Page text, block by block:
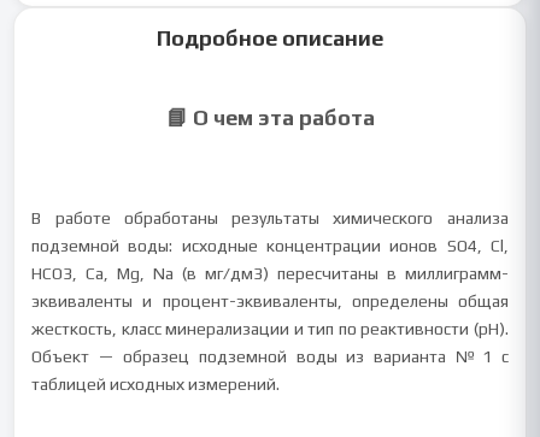
Подробное описание
📘 О чем эта работа
В работе обработаны результаты химического анализа
подземной воды: исходные концентрации ионов SO4, Cl,
HCO3, Ca, Mg, Na (в мг/дм3) пересчитаны в миллиграмм-
эквиваленты и процент-эквиваленты, определены общая
жесткость, класс минерализации и тип по реактивности (pH).
Объект — образец подземной воды из варианта №1 с
таблицей исходных измерений.